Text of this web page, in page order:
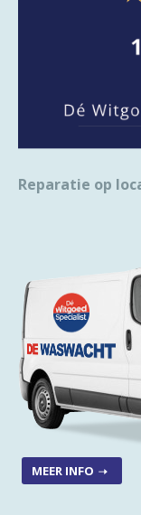
Reparatie op
MEER INFO